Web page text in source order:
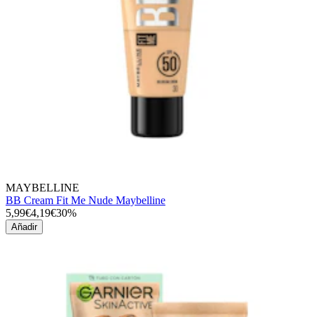
MAYBELLINE
BB Cream Fit Me Nude Maybelline
5,99€4,19€30%
Añadir